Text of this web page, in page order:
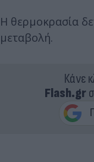
Η θερμοκρασία
μεταβολή.
Κάνε
Flash.gr